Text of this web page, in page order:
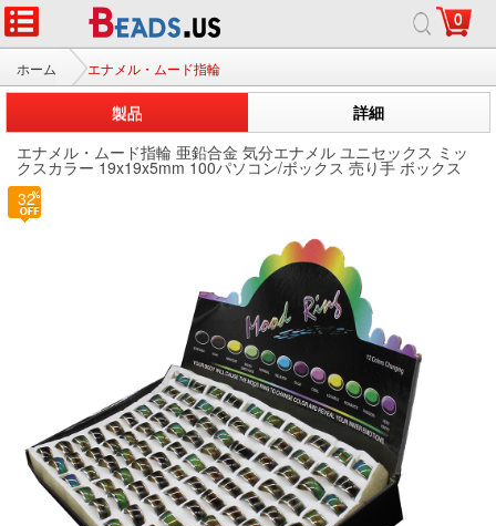
0
ホーム エナメル・ムード指輪
製品
詳細
エナメル・ムード指輪 亜鉛合金 気分エナメル ユニセックス ミッ
クスカラー 19x19x5mm 100パソコン/ボックス 売り手 ボックス